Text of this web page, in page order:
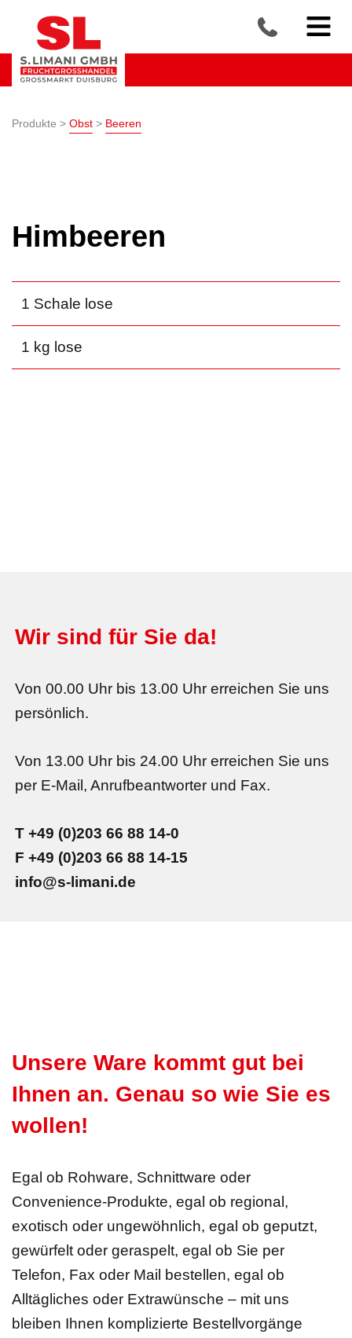
Produkte > Obst> Beeren
Himbeeren
1 Schale lose
1 kg lose
Wir sind für Sie da!
Von 00.00 Uhr bis 13.00 Uhr erreichen Sie uns
persönlich.
Von 13.00 Uhr bis 24.00 Uhr erreichen Sie uns
per E-Mail, Anrufbeantworter und Fax.
T +49 (0)203 66 88 14-0
F +49 (0)203 66 88 14-15
info@s-limani.de
Unsere Ware kommt gut bei
Ihnen an. Genau so wie Sie es
wollen!
Egal ob Rohware, Schnittware oder
Convenience-Produkte, egal ob regional,
exotisch oder ungewöhnlich, egal ob geputzt,
gewürfelt oder geraspelt, egal ob Sie per
Telefon, Fax oder Mail bestellen, egal ob
Alltägliches oder Extrawünsche – mit uns
bleiben Ihnen komplizierte Bestellvorgänge